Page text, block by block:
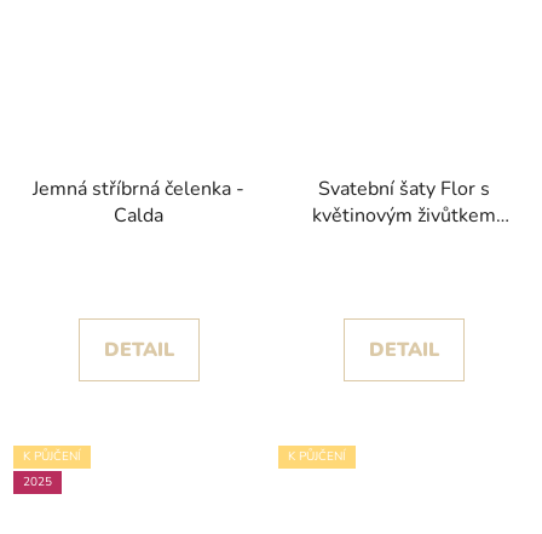
Jemná stříbrná čelenka -
Calda
DETAIL
Svatební šaty Flor s
květinovým živůtkem
DETAIL
K PŮJČENÍ
2025
K PŮJČENÍ